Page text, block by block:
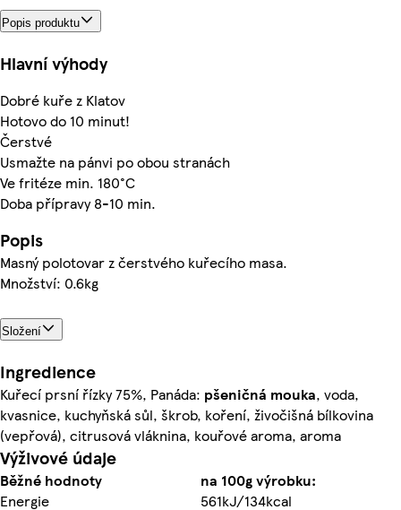
Popis produktu
Hlavní výhody
Dobré kuře z Klatov
Hotovo do 10 minut!
Čerstvé
Usmažte na pánvi po obou stranách
Ve fritéze min. 180°C
Doba přípravy 8-10 min.
Popis
Masný polotovar z čerstvého kuřecího masa.
Množství: 0.6kg
Složení
Ingredience
Kuřecí prsní řízky 75%, Panáda: pšeničná mouka, voda,
kvasnice, kuchyňská sůl, škrob, koření, živočišná bílkovina
(vepřová), citrusová vláknina, kouřové aroma, aroma
Výživové údaje
Běžné hodnoty
na 100g výrobku:
Energie
561kJ/134kcal